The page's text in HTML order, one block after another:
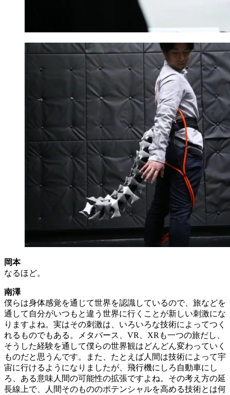
岡本
なるほど。
南澤
僕らは身体感覚を通じて世界を認識しているので、旅などを
通して自分がいつもと違う世界に行くことが新しい刺激にな
りますよね。実はその刺激は、いろいろな技術によってつく
れるものでもある。メタバース、VR、XRも一つの旅だし、
そうした経験を通して僕らの世界観はどんどん変わっていく
ものだと思うんです。また、たとえば人間は技術によって宇
宙に行けるようになりましたが、飛行機にしろ自動車にし
ろ、ある意味人間の可能性の拡張ですよね。その考え方の延
長線上で、人間そのもののポテンシャルを高める技術とは何